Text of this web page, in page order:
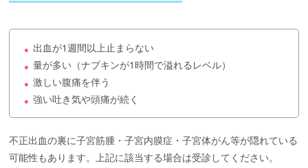
● 出血が1週間以上止まらない
● 量が多い（ナプキンが1時間で溢れるレベル）
● 激しい腹痛を伴う
● 強い吐き気や頭痛が続く
不正出血の裏に子宮筋腫・子宮内膜症・子宮体がん等が隠れている
可能性もあります。上記に該当する場合は受診してください。